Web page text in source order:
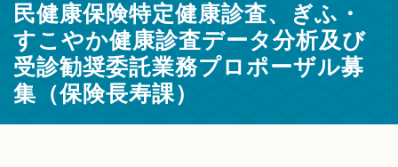
民健康保険特定健康診査、ぎふ・
すこやか健康診査データ分析及び
受診勧奨委託業務プロポーザル募
集（保険長寿課）